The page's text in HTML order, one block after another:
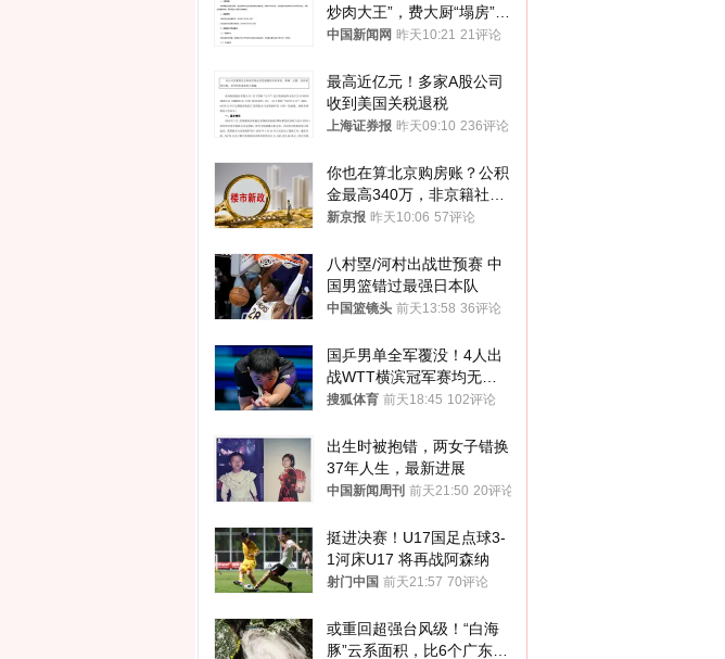
炒肉大王”，费大厨“塌房”了
吗？
中国新闻网 昨天10:21 21评论
最高近亿元！多家A股公司
收到美国关税退税
上海证券报 昨天09:10 236评论
你也在算北京购房账？公积
金最高340万，非京籍社保
1年
新京报 昨天10:06 57评论
八村塁/河村出战世预赛 中
国男篮错过最强日本队
中国篮镜头 前天13:58 36评论
国乒男单全军覆没！4人出
战WTT横滨冠军赛均无缘
八强
搜狐体育 前天18:45 102评论
出生时被抱错，两女子错换
37年人生，最新进展
中国新闻周刊 前天21:50 20评论
挺进决赛！U17国足点球3-
1河床U17 将再战阿森纳
射门中国 前天21:57 70评论
或重回超强台风级！“白海
豚”云系面积，比6个广东还